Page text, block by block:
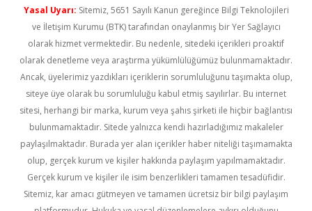
Yasal Uyarı: Sitemiz, 5651 Sayılı Kanun gereğince Bilgi Teknolojileri
ve İletişim Kurumu (BTK) tarafından onaylanmış bir Yer Sağlayıcı
olarak hizmet vermektedir. Bu nedenle, sitedeki içerikleri proaktif
olarak denetleme veya araştırma yükümlülüğümüz bulunmamaktadır.
Ancak, üyelerimiz yazdıkları içeriklerin sorumluluğunu taşımakta olup,
siteye üye olarak bu sorumluluğu kabul etmiş sayılırlar. Bu internet
sitesi, herhangi bir marka, kurum veya şahıs şirketi ile hiçbir bağlantısı
bulunmamaktadır. Sitede yalnızca kendi hazırladığımız makaleler
paylaşılmaktadır. Burada yer alan içerikler haber niteliği taşımamakta
olup, gerçek kurum ve kişiler hakkında paylaşım yapılmamaktadır.
Gerçek kurum ve kişiler ile isim benzerlikleri tamamen tesadüfidir.
Sitemiz, kar amacı gütmeyen ve tamamen ücretsiz bir bilgi paylaşım